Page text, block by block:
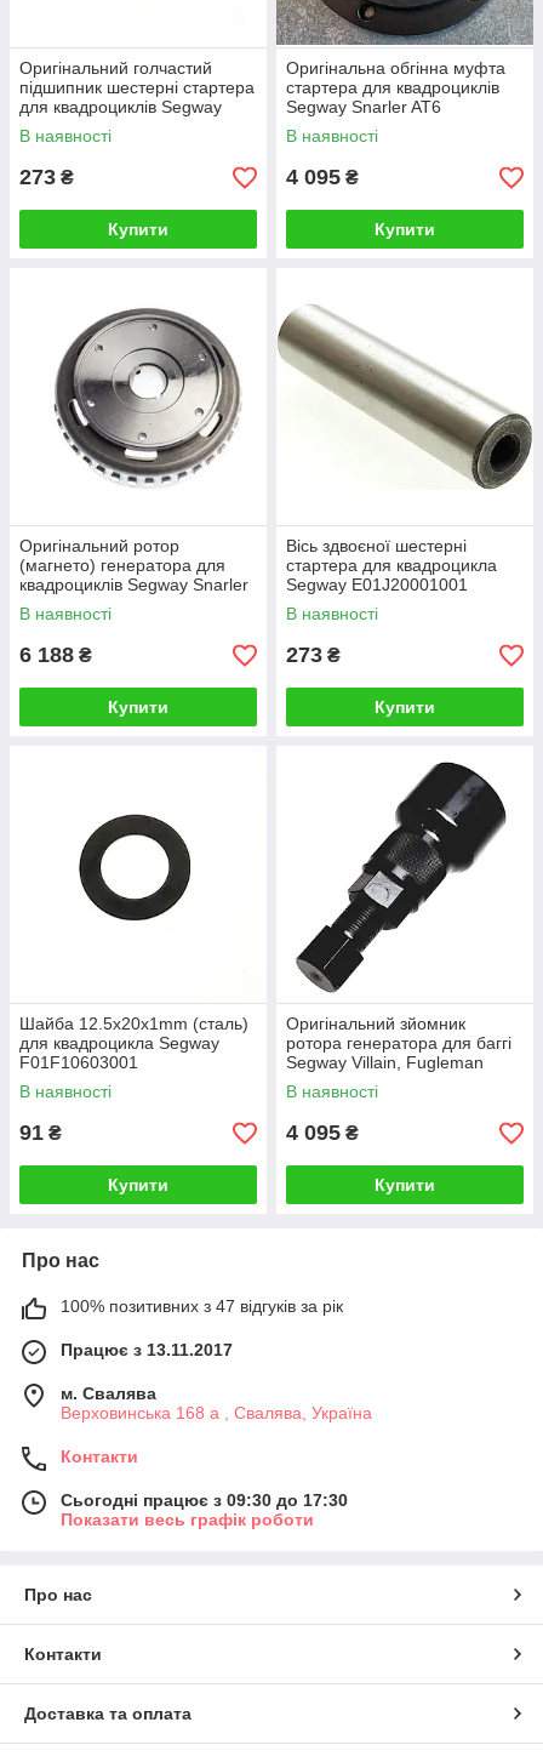
Оригінальний голчастий
підшипник шестерні стартера
для квадроциклів Segway
Snarler AT6 GBT025762001
В наявності
273 ₴
Купити
Оригінальна обгінна муфта
стартера для квадроциклів
Segway Snarler AT6
E01J30010001
В наявності
4 095 ₴
Купити
Оригінальний ротор
(магнето) генератора для
квадроциклів Segway Snarler
AT6 E01C21220001
В наявності
6 188 ₴
Купити
Вісь здвоєної шестерні
стартера для квадроцикла
Segway E01J20001001
В наявності
273 ₴
Купити
Шайба 12.5х20х1mm (сталь)
для квадроцикла Segway
F01F10603001
В наявності
91 ₴
Купити
Оригінальний зйомник
ротора генератора для баггі
Segway Villain, Fugleman
E01GZ0010001
В наявності
4 095 ₴
Купити
Про нас
100% позитивних з 47 відгуків за рік
Працює з 13.11.2017
м. Свалява
Верховинська 168 а , Свалява, Україна
Контакти
Сьогодні працює з 09:30 до 17:30
Показати весь графік роботи
Про нас
Контакти
Доставка та оплата